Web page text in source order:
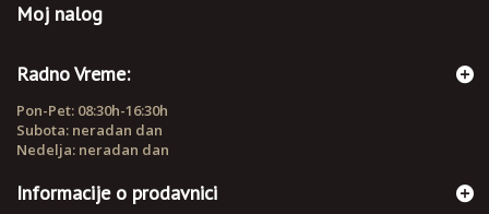
Moj nalog
Radno Vreme:
Pon-Pet: 08:30h-16:30h
Subota: neradan dan
Nedelja: neradan dan
Informacije o prodavnici